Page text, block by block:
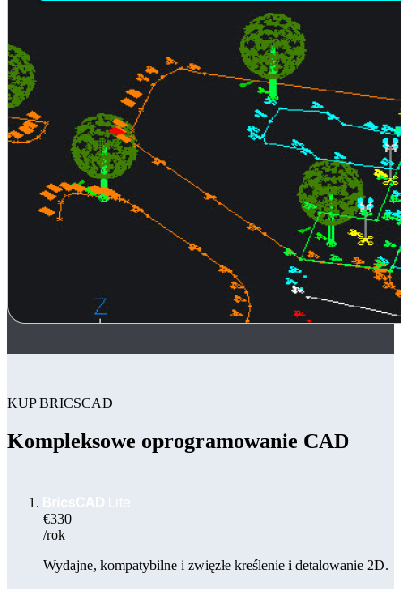
KUP BRICSCAD
Kompleksowe oprogramowanie CAD
€330
/rok
Wydajne, kompatybilne i zwięzłe kreślenie i detalowanie 2D.